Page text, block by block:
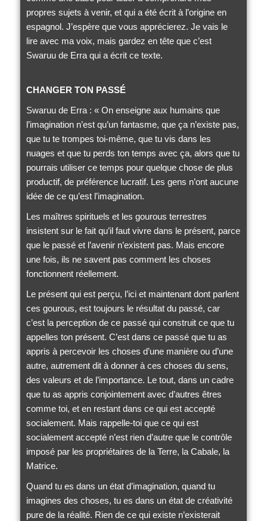
propres sujets à venir, et qui a été écrit à l’origine en
espagnol. J’espère que vous apprécierez. Je vais le
lire avec ma voix, mais gardez en tête que c’est
Swaruu de Erra qui a écrit ce texte.
CHANGER TON PASSÉ
Swaruu de Erra : « On enseigne aux humains que
l’imagination n’est qu’un fantasme, que ça n’existe pas,
que tu te trompes toi-même, que tu vis dans les
nuages et que tu perds ton temps avec ça, alors que tu
pourrais utiliser ce temps pour quelque chose de plus
productif, de préférence lucratif. Les gens n’ont aucune
idée de ce qu’est l’imagination.
Les maîtres spirituels et les gourous terrestres
insistent sur le fait qu’il faut vivre dans le présent, parce
que le passé et l’avenir n’existent pas. Mais encore
une fois, ils ne savent pas comment les choses
fonctionnent réellement.
Le présent qui est perçu, l’ici et maintenant dont parlent
ces gourous, est toujours le résultat du passé, car
c’est la perception de ce passé qui construit ce que tu
appelles ton présent. C’est dans ce passé que tu as
appris à percevoir les choses d’une manière ou d’une
autre, autrement dit à donner à ces choses du sens,
des valeurs et de l’importance. Le tout, dans un cadre
que tu as appris conjointement avec d’autres êtres
comme toi, et en restant dans ce qui est accepté
socialement. Mais rappelle-toi que ce qui est
socialement accepté n’est rien d’autre que le contrôle
imposé par les propriétaires de la Terre, la Cabale, la
Matrice.
Quand tu es dans un état d’imagination, quand tu
imagines des choses, tu es dans un état de créativité
pure de la réalité. Rien de ce qui existe n’existerait